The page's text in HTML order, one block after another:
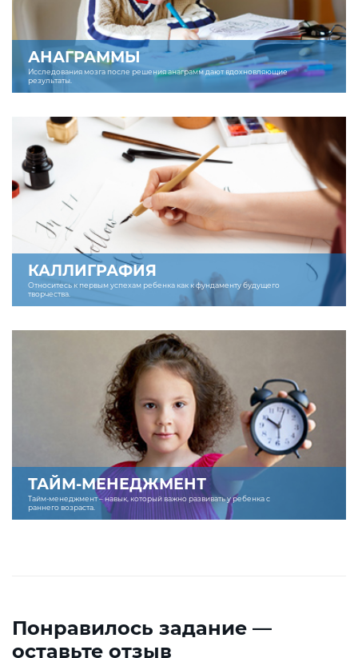
АНАГРАММЫ
Исследования мозга после решения анаграмм дают вдохновляющие
результаты.
КАЛЛИГРАФИЯ
Относитесь к первым успехам ребенка как к фундаменту будущего
творчества.
ТАЙМ-МЕНЕДЖМЕНТ
Тайм-менеджмент – навык, который важно развивать у ребенка с
раннего возраста.
Понравилось задание —
оставьте отзыв